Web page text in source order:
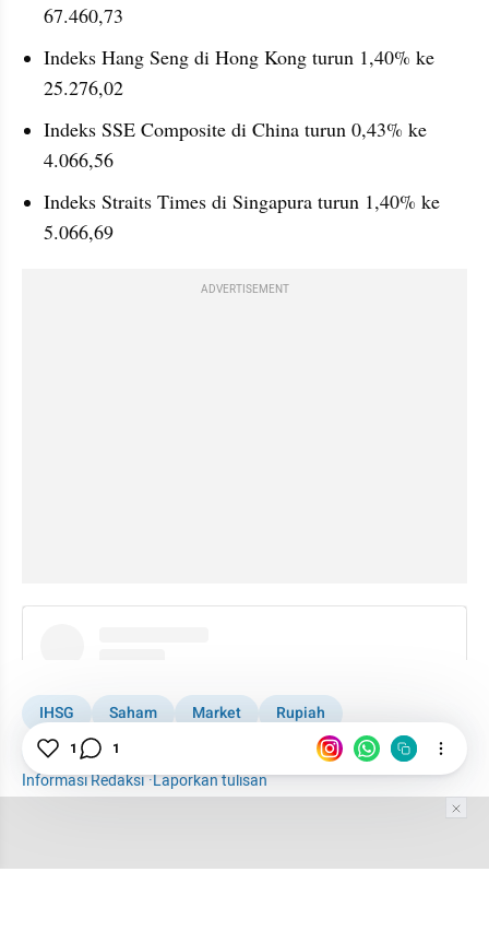
67.460,73
Indeks Hang Seng di Hong Kong turun 1,40% ke
25.276,02
Indeks SSE Composite di China turun 0,43% ke
4.066,56
Indeks Straits Times di Singapura turun 1,40% ke
5.066,69
ADVERTISEMENT
IHSG Saham Market
Rupiah
Rupiah Anjlok
Informasi Redaksi·Laporkan tulisan
1 1